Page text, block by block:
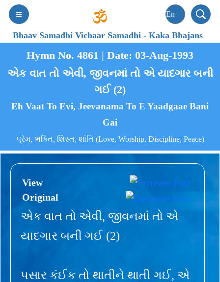
Bhaav Samadhi Vichaar Samadhi-Kaka Bhajans
Hymn No. 4861 | Date: 03-Aug-1993
એક વાત તો એવી, જીવનમાં તો એ યાદગાર બની
ગઈ (2)
Eh Vaat To Evi, Jeevanama To E Yaadgaae Bani
Gai
પ્રેમ, ભક્તિ, શિસ્ત, શાંતિ (Love, Worship, Discipline, Peace)
View
Original
એક વાત તો એવી, જીવનમાં તો એ
યાદગાર બની ગઈ (2)
પસાર કંઈક તો થાતીને થાતી ગઈ, એ